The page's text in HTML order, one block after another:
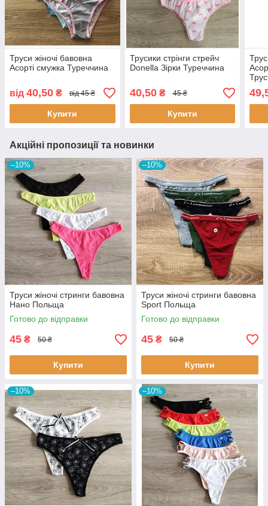
Труси жіночі бавовна
Асорті смужка Туреччина
від 40,50 ₴ від 45 ₴
Купити
Трусики стрінги стрейч
Donella Зірки Туреччина
40,50₴ 45 ₴
Купити
Акційні пропозиції та новинки
–10%
Труси жіночі стринги бавовна
Нано Польща
Готово до відправки
45 ₴ 50 ₴
Купити
–10%
Труси жіночі стринги бавовна
Sport Польща
Готово до відправки
45 ₴ 50 ₴
Купити
–10% –10%